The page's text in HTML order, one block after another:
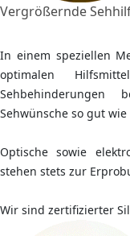
Vergrößernde
In einem speziellen
optimalen
Sehbehinderungen
Sehwünsche so gut
Optische sowie
stehen stets zur
Wir sind zertifizierter